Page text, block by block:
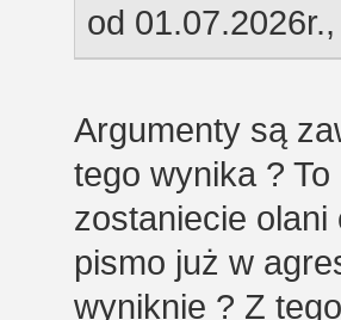
od
Argumenty są
tego wynika ?
zostaniecie olani
pismo już w
wyniknie ? Z